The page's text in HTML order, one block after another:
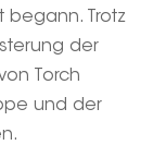
begann. Trotz
der
Torch
und der